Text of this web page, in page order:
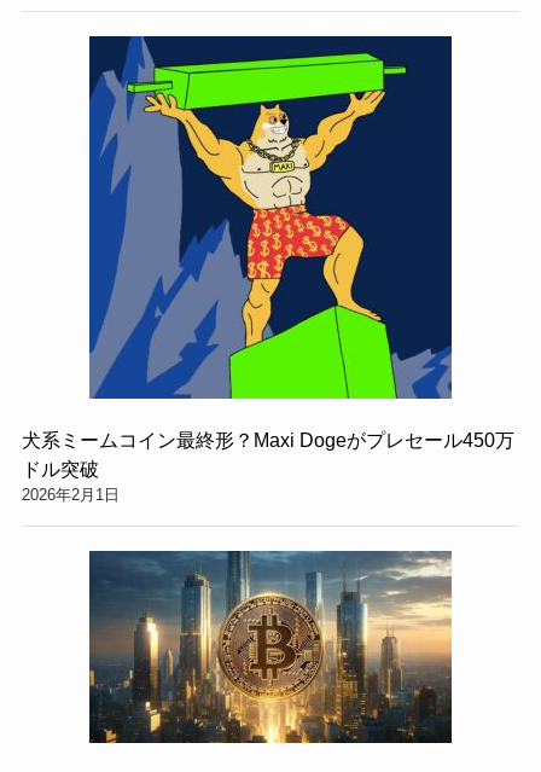
犬系ミームコイン最終形？Maxi Dogeがプレセール450万
ドル突破
2026年2月1日